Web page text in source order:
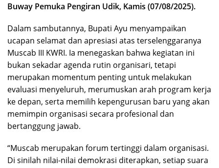
Buway Pemuka Pengiran Udik, Kamis (07/08/2025).
Dalam sambutannya, Bupati Ayu menyampaikan
ucapan selamat dan apresiasi atas terselenggaranya
Muscab III KWRI. Ia menegaskan bahwa kegiatan ini
bukan sekadar agenda rutin organisari, tetapi
merupakan momentum penting untuk melakukan
evaluasi menyeluruh, merumuskan arah program kerja
ke depan, serta memilih kepengurusan baru yang akan
memimpin organisasi secara profesional dan
bertanggung jawab.
“Muscab merupakan forum tertinggi dalam organisasi.
Di sinilah nilai-nilai demokrasi diterapkan, setiap suara